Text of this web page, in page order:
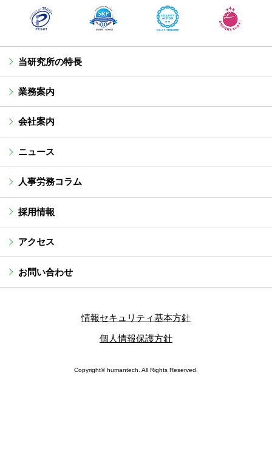
当研究所の特長
業務案内
会社案内
ニュース
人事労務コラム
採用情報
アクセス
お問い合わせ
情報セキュリティ基本方針
個人情報保護方針
Copyright© humantech. All Rights Reserved.